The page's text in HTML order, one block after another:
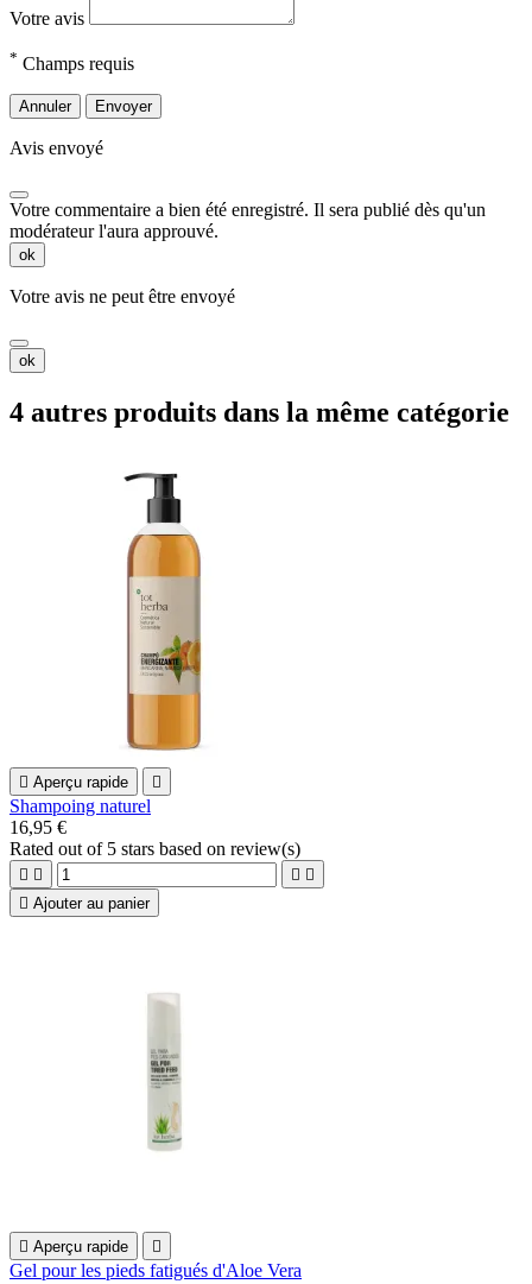
Votre avis
* Champs requis
Annuler Envoyer
Avis envoyé
Votre commentaire a bien été enregistré. Il sera publié dès qu'un
modérateur l'aura approuvé.
ok
Votre avis ne peut être envoyé
ok
4 autres produits dans la même catégorie
 Aperçu rapide 
Shampoing naturel
16,95 €
Rated out of 5 stars based on review(s)
   
 Ajouter au panier
 Aperçu rapide 
Gel pour les pieds fatigués d'Aloe Vera